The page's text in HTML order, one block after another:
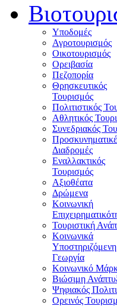
Υποδομές
Αγροτουρισμός
Οικοτουρισμός
Ορειβασία
Πεζοπορία
Θρησκευτικός
Τουρισμός
Πολιτιστικός
Αθλητικός
Συνεδριακός
Διαδρομές
Εναλλακτικός
Τουρισμός
Αξιοθέατα
Δρώμενα
Κοινωνική
Τουριστική
Κοινωνικά
Υποστηριζόμενη
Γεωργία
Κοινωνικό
Βιώσιμη
Ψηφιακός
Ορεινός